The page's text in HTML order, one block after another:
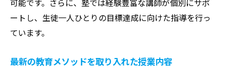
可能です。さらに、塾では経験豊富な講師が個別にサポ
ートし、生徒一人ひとりの目標達成に向けた指導を行っ
ています。
最新の教育メソッドを取り入れた授業内容